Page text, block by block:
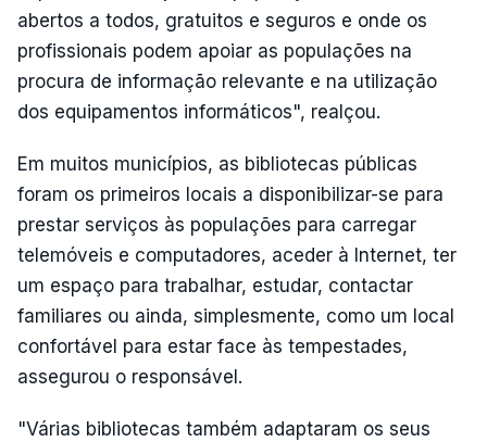
abertos a todos, gratuitos e seguros e onde os
profissionais podem apoiar as populações na
procura de informação relevante e na utilização
dos equipamentos informáticos", realçou.
Em muitos municípios, as bibliotecas públicas
foram os primeiros locais a disponibilizar-se para
prestar serviços às populações para carregar
telemóveis e computadores, aceder à Internet, ter
um espaço para trabalhar, estudar, contactar
familiares ou ainda, simplesmente, como um local
confortável para estar face às tempestades,
assegurou o responsável.
"Várias bibliotecas também adaptaram os seus